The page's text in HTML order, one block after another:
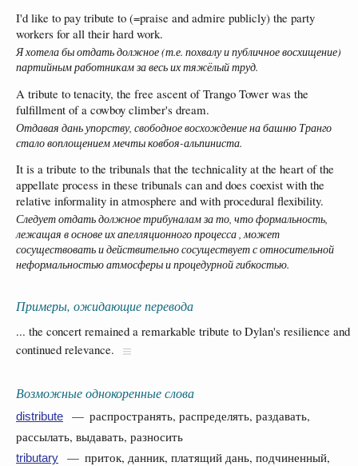
I'd like to pay tribute to (=praise and admire publicly) the party
workers for all their hard work.
Я хотела бы отдать должное (т.е. похвалу и публичное восхищение)
партийным работникам за весь их тяжёлый труд.
A tribute to tenacity, the free ascent of Trango Tower was the
fulfillment of a cowboy climber's dream.
Отдавая дань упорству, свободное восхождение на башню Транго
стало воплощением мечты ковбоя-альпиниста.
It is a tribute to the tribunals that the technicality at the heart of the
appellate process in these tribunals can and does coexist with the
relative informality in atmosphere and with procedural flexibility.
Следует отдать должное трибуналам за то, что формальность,
лежащая в основе их апелляционного процесса , может
сосуществовать и действительно сосуществует с относительной
неформальностью атмосферы и процедурной гибкостью.
Примеры, ожидающие перевода
... the concert remained a remarkable tribute to Dylan's resilience and
continued relevance.
Возможные однокоренные слова
distribute
— распространять, распределять, раздавать,
рассылать, выдавать, разносить
tributary — приток, данник, платящий дань, подчиненный,